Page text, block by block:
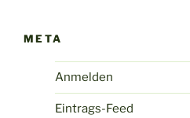
META
Anmelden
Eintrags-Feed